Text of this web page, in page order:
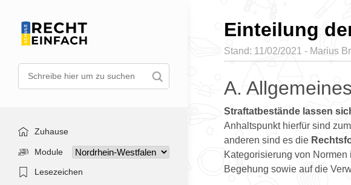
Zuhause
Module
Lesezeichen
Einteilung
Stand: 11/02/2021 - Marius
A. Allgemeines
Straftatbestände lassen
Anhaltspunkt hierfür sind
anderen sind es die
Kategorisierung von
Begehung sowie auf die